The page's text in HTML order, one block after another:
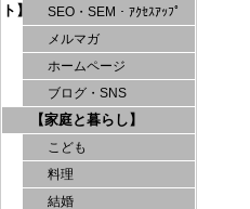
ト】
SEO・SEM・ｱｸｾｽｱｯﾌﾟ
メルマガ
ホームページ
ブログ・SNS
【家庭と暮らし】
こども
料理
結婚